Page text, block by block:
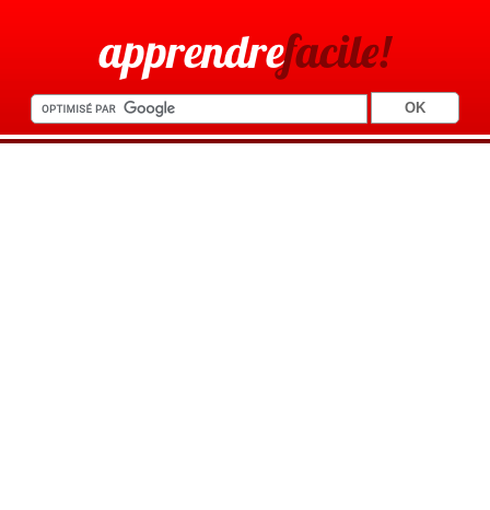
apprendrefacile!